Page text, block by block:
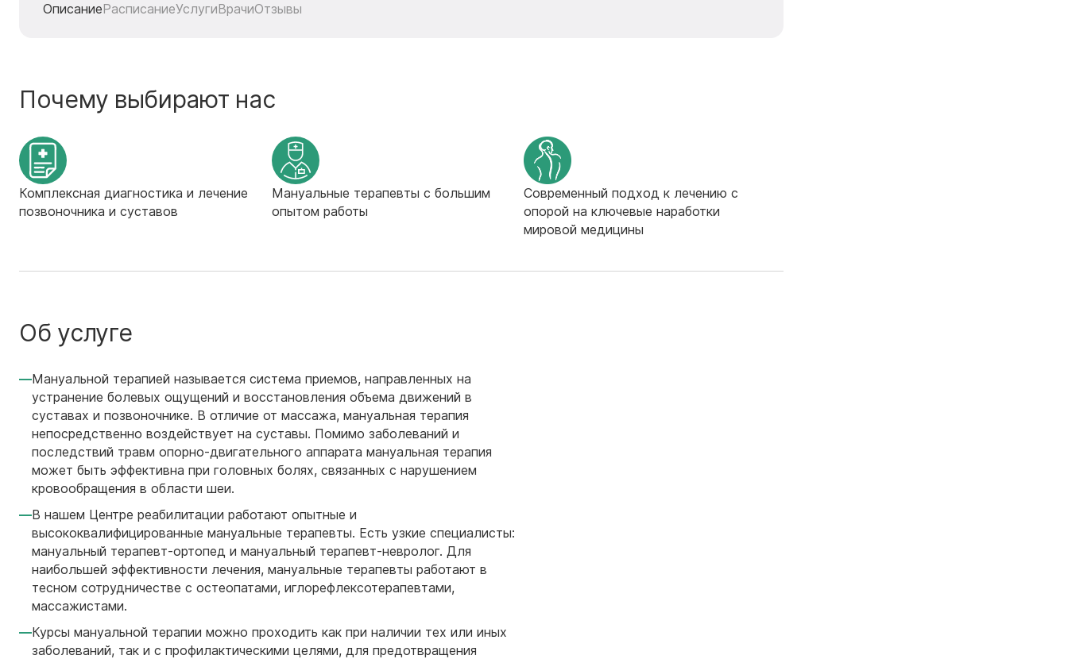
ОписаниеРасписаниеУслугиВрачиОтзывы
Почему выбирают нас
Комплексная диагностика и лечение
позвоночника и суставов
Мануальные терапевты с большим
опытом работы
Современный подход к лечению с
опорой на ключевые наработки
мировой медицины
Об услуге
Мануальной терапией называется система приемов, направленных на
устранение болевых ощущений и восстановления объема движений в
суставах и позвоночнике. В отличие от массажа, мануальная терапия
непосредственно воздействует на суставы. Помимо заболеваний и
последствий травм опорно-двигательного аппарата мануальная терапия
может быть эффективна при головных болях, связанных с нарушением
кровообращения в области шеи.
В нашем Центре реабилитации работают опытные и
высококвалифицированные мануальные терапевты. Есть узкие специалисты:
мануальный терапевт-ортопед и мануальный терапевт-невролог. Для
наибольшей эффективности лечения, мануальные терапевты работают в
тесном сотрудничестве с остеопатами, иглорефлексотерапевтами,
массажистами.
Курсы мануальной терапии можно проходить как при наличии тех или иных
заболеваний, так и с профилактическими целями, для предотвращения